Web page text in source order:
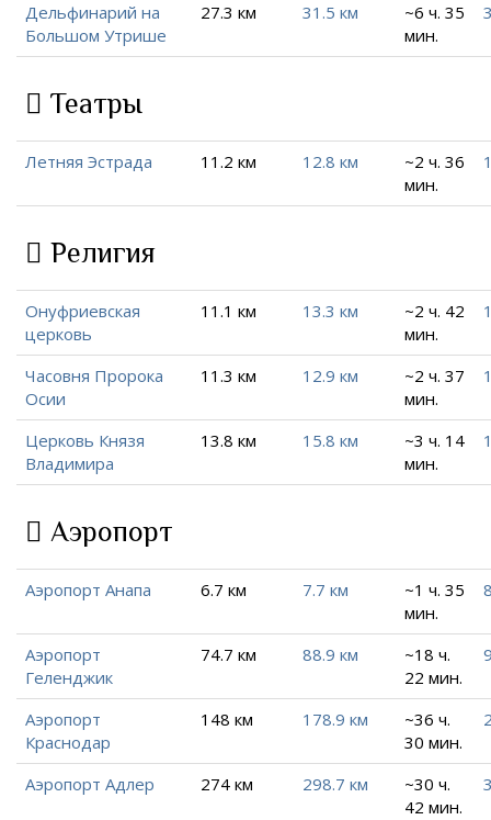
Дельфинарий на
Большом Утрише
27.3 км 31.5 км
~6 ч. 35
мин.
Театры
Летняя Эстрада 11.2 км 12.8 км
~2 ч. 36
мин.
Религия
Онуфриевская
церковь
11.1 км 13.3 км
~2 ч. 42
мин.
Часовня Пророка
Осии
11.3 км 12.9 км
~2 ч. 37
мин.
Церковь Князя
Владимира
13.8 км 15.8 км
~3 ч. 14
мин.
Аэропорт
Аэропорт Анапа 6.7 км 7.7 км
~1 ч. 35
мин.
Аэропорт
Геленджик
74.7 км 88.9 км
~18 ч.
22 мин.
Аэропорт
Краснодар
148 км 178.9 км
~36 ч.
30 мин.
Аэропорт Адлер 274 км 298.7 км
~30 ч.
42 мин.